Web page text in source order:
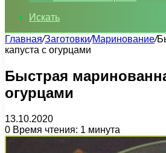
Искать
Главная/Заготовки/Маринование/
капуста с огурцами
Быстрая
огурцами
13.10.2020
0 Время чтения: 1 минута